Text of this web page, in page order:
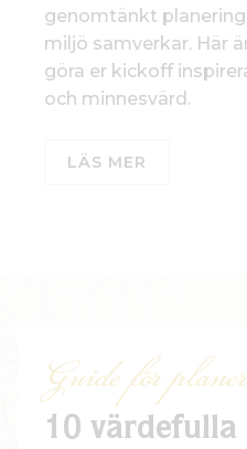
genomtänkt
miljö samverkar. Här
göra er kickoff
och minnesvärd.
LÄS MER
Guide för
10 värdefulla